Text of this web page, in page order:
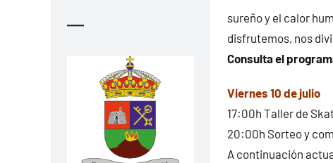
—
sureño y el calor
disfrutemos, nos
Consulta el
Viernes 10 de julio
17:00h Taller de
20:00h Sorteo y
A continuación